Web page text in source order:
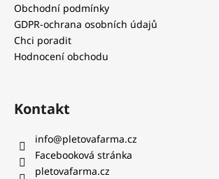
Obchodní podmínky
GDPR-ochrana osobních údajů
Chci poradit
Hodnocení obchodu
Kontakt
info@pletovafarma.cz
Facebooková stránka
pletovafarma.cz